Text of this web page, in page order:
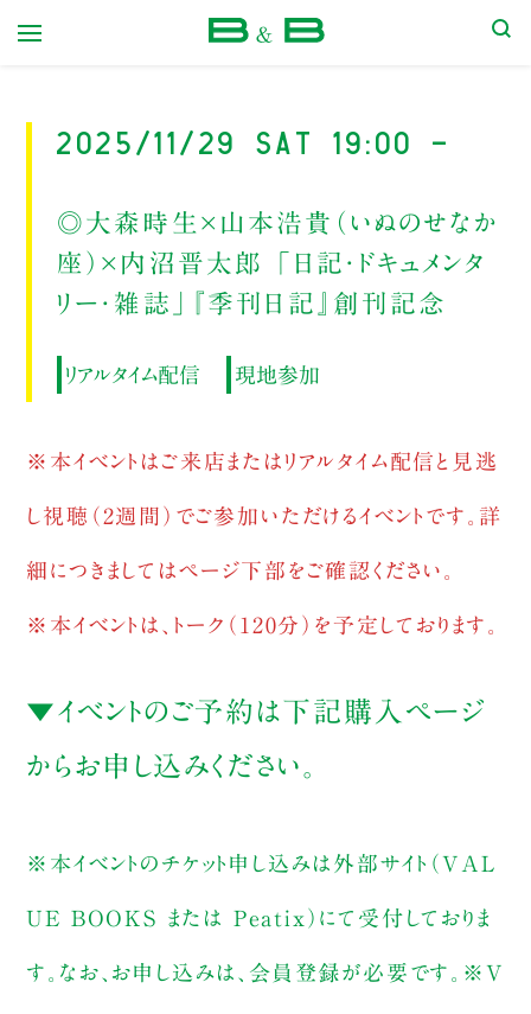
2025/11/29 Sat 19:00 -
◎大森時生×山本浩貴（いぬのせなか
座）×内沼晋太郎 「日記・ドキュメンタ
リー・雑誌」『季刊日記』創刊記念
リアルタイム配信 現地参加
※本イベントはご来店またはリアルタイム配信と見逃
し視聴（2週間）でご参加いただけるイベントです。詳
細につきましてはページ下部をご確認ください。
※本イベントは、トーク（120分）を予定しております。
▼イベントのご予約は下記購入ページ
からお申し込みください。
※本イベントのチケット申し込みは外部サイト（VAL
UE BOOKS または Peatix）にて受付しておりま
す。なお、お申し込みは、会員登録が必要です。※V